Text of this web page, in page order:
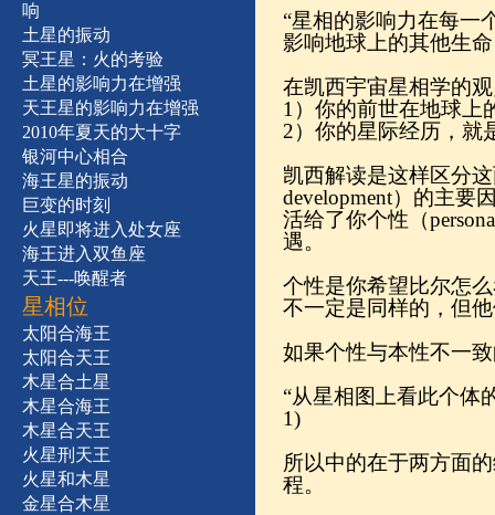
响
土星的振动
冥王星：火的考验
土星的影响力在增强
天王星的影响力在增强
2010年夏天的大十字
银河中心相合
海王星的振动
巨变的时刻
火星即将进入处女座
海王进入双鱼座
天王---唤醒者
星相位
太阳合海王
太阳合天王
木星合土星
木星合海王
木星合天王
火星刑天王
火星和木星
金星合木星
“星相的影响力在每一
影响地球上的其他生
在凯西宇宙星相学的
1）你的前世在地球上
2）你的星际经历，就
凯西解读是这样区分
development）的主要
活给了你个性（
遇。
个性是你希望比尔怎
不一定是同样的，但
如果个性与本性不一
“从星相图上看此个体
1)
所以中的在于两方面
程。